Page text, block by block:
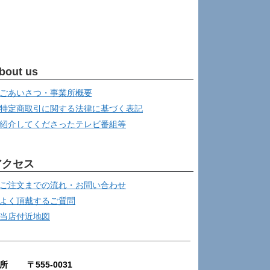
us
ごあいさつ・事業所概要
特定商取引に関する法律に基づく表記
紹介してくださったテレビ番組等
セス
ご注文までの流れ・お問い合わせ
よく頂戴するご質問
当店付近地図
所 〒555-0031